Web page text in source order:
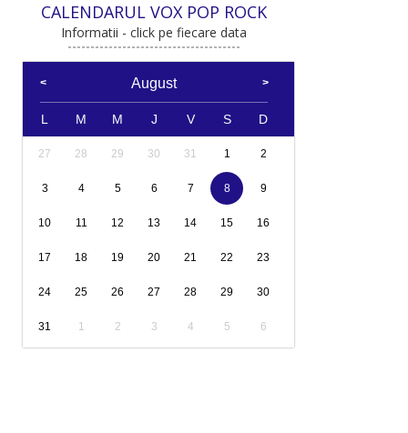
CALENDARUL VOX POP ROCK
Informatii - click pe fiecare data
August
L M M J V S D
27 28 29 30 31 1 2
3 4 5 6 7 8 9
10 11 12 13 14 15 16
17 18 19 20 21 22 23
24 25 26 27 28 29 30
31 1 2 3 4 5 6